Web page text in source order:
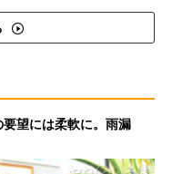
望には柔軟に。雨漏